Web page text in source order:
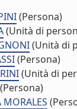
(Persona)
(Unità di
(Unità di
(Persona)
(Unità di
(Persona)